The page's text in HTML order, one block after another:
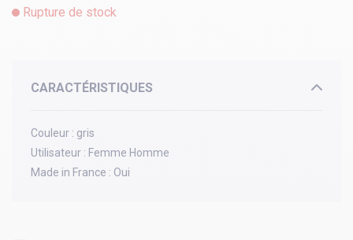
Rupture de stock
CARACTÉRISTIQUES
Couleur : gris
Utilisateur : Femme Homme
Made in France : Oui